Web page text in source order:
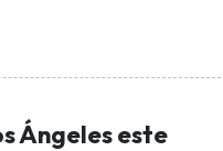
Ángeles este